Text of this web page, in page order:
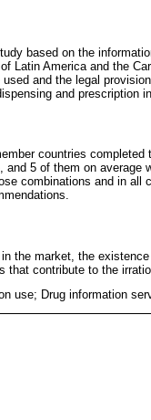
based on the
Latin America and the
and the legal
and prescription
countries
and 5 of them on
combinations and in
the market, the
contribute to the
use; Drug information